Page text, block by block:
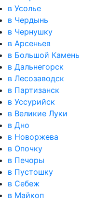
в Усолье
в Чердынь
в Чернушку
в Арсеньев
в Большой Камень
в Дальнегорск
в Лесозаводск
в Партизанск
в Уссурийск
в Великие Луки
в Дно
в Новоржева
в Опочку
в Печоры
в Пустошку
в Себеж
в Майкоп